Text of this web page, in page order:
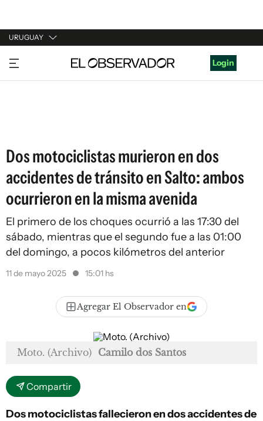
URUGUAY
URUGUAY
ARGENTINA
Login
Dos motociclistas murieron en dos
accidentes de tránsito en Salto: ambos
ocurrieron en la misma avenida
El primero de los choques ocurrió a las 17:30 del
sábado, mientras que el segundo fue a las 01:00
del domingo, a pocos kilómetros del anterior
11 de mayo 2025 15:01 hs
Agregar El Observador en
Moto. (Archivo) Camilo dos Santos
Compartir
Dos motociclistas fallecieron en dos accidentes de